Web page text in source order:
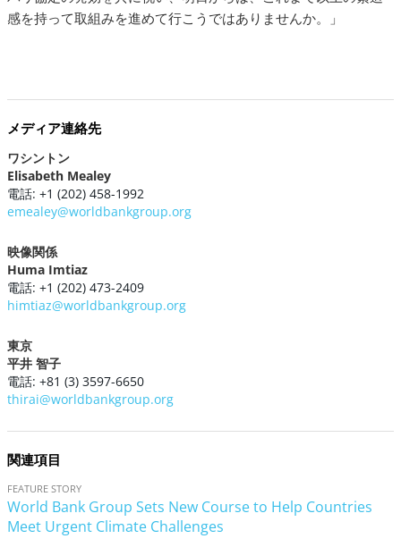
感を持って取組みを進めて行こうではありませんか。」
メディア連絡先
ワシントン
Elisabeth Mealey
電話: +1 (202) 458-1992
emealey@worldbankgroup.org
映像関係
Huma Imtiaz
電話: +1 (202) 473-2409
himtiaz@worldbankgroup.org
東京
平井 智子
電話: +81 (3) 3597-6650
thirai@worldbankgroup.org
関連項目
FEATURE STORY
World Bank Group Sets New Course to Help Countries
Meet Urgent Climate Challenges